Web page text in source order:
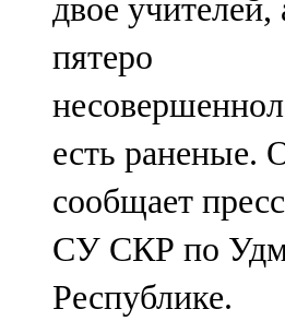
71,42 FM
Сарман
107,8 FM
Теләче
106,1 FM
Түбән Кама
102,6 FM
двое учителей,
пятеро
есть раненые.
сообщает
СУ СКР по
Республике.